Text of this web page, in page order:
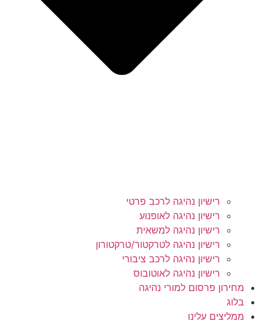
רישיון נהיגה לרכב פרטי
רישיון נהיגה לאופנוע
רישיון נהיגה למשאית
רישיון נהיגה לטרקטור/טרקטורון
רישיון נהיגה לרכב ציבורי
רישיון נהיגה לאוטובוס
מחירון פרסום למורי נהיגה
בלוג
ממליצים עלינו